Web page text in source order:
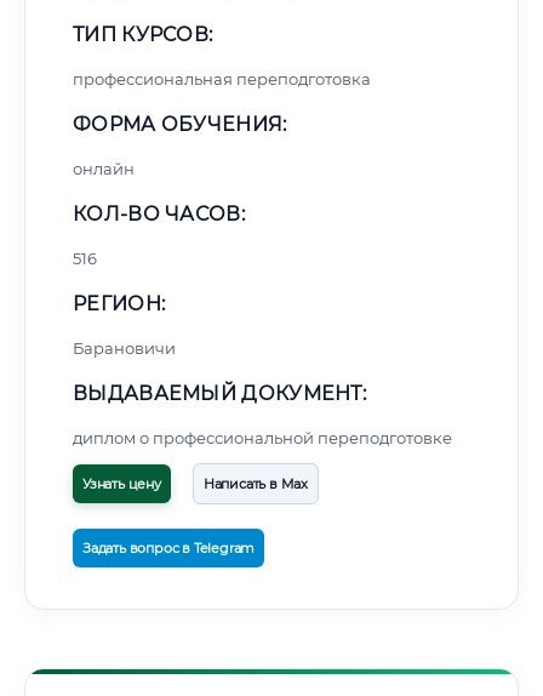
ТИП КУРСОВ:
профессиональная переподготовка
ФОРМА ОБУЧЕНИЯ:
онлайн
КОЛ-ВО ЧАСОВ:
516
РЕГИОН:
Барановичи
ВЫДАВАЕМЫЙ ДОКУМЕНТ:
диплом о профессиональной переподготовке
Узнать цену Написать в Max
Задать вопрос в Telegram